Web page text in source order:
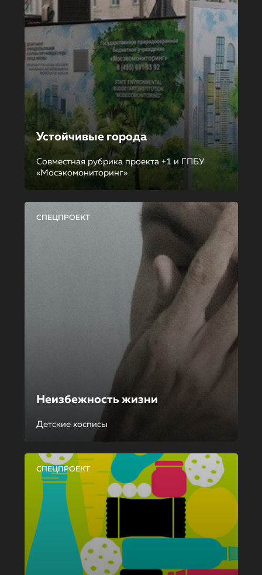
Устойчивые города
Совместная рубрика проекта +1 и ГПБУ
«Мосэкомониторинг»
СПЕЦПРОЕКТ
Неизбежность жизни
Детские хосписы
СПЕЦПРОЕКТ